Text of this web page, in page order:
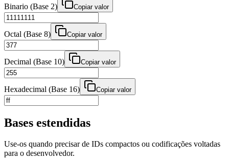
Binario (Base 2) Copiar valor
Octal (Base 8) Copiar valor
Decimal (Base 10) Copiar valor
Hexadecimal (Base 16) Copiar valor
Bases estendidas
Use-os quando precisar de IDs compactos ou codificações voltadas
para o desenvolvedor.